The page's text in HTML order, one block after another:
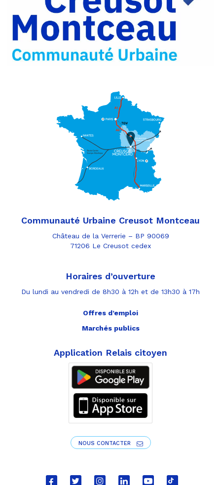
Twitter
Partager
par
e-
mail
Communauté Urbaine Creusot Montceau
Château de la Verrerie – BP 90069
71206 Le Creusot cedex
Horaires d’ouverture
Du lundi au vendredi de 8h30 à 12h et de 13h30 à 17h
Offres d’emploi
Marchés publics
Application Relais citoyen
NOUS CONTACTER